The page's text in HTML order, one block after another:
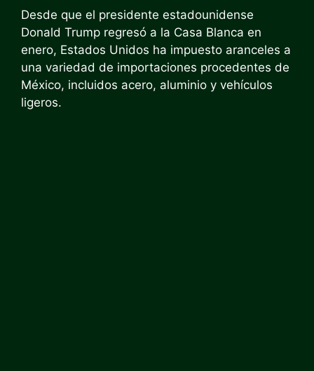
Desde que el presidente estadounidense
Donald Trump regresó a la Casa Blanca en
enero, Estados Unidos ha impuesto aranceles a
una variedad de importaciones procedentes de
México, incluidos acero, aluminio y vehículos
ligeros.